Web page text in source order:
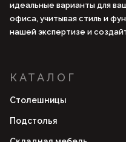
идеальные варианты для
офиса, учитывая стиль и
нашей экспертизе и
КАТАЛОГ
Столешницы
Подстолья